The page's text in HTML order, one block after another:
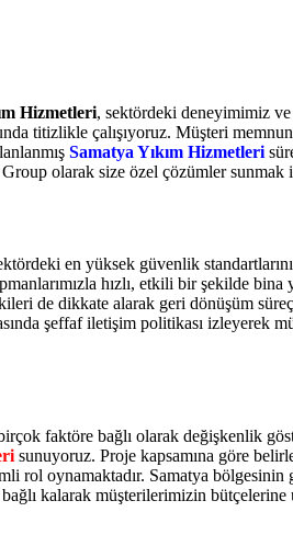
Hizmetleri, sektördeki deneyimimiz
titizlikle çalışıyoruz. Müşteri
Samatya Yıkım Hizmetleri
olarak size özel çözümler sunmak
en yüksek güvenlik
hızlı, etkili bir şekilde bina
de dikkate alarak geri dönüşüm
şeffaf iletişim politikası izleyerek
faktöre bağlı olarak değişkenlik
sunuyoruz. Proje kapsamına göre
rol oynamaktadır. Samatya
kalarak müşterilerimizin